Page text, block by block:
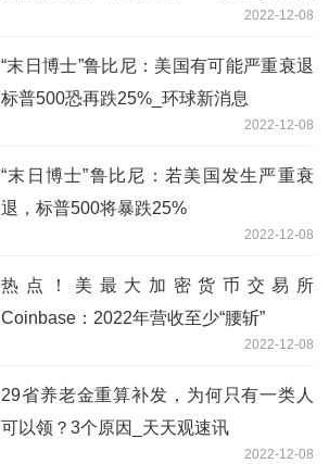
2022-12-08
“末日博士”鲁比尼：美国有可能严重衰退
标普500恐再跌25%_环球新消息
2022-12-08
“末日博士”鲁比尼：若美国发生严重衰
退，标普500将暴跌25%
2022-12-08
热点！美最大加密货币交易所
Coinbase：2022年营收至少“腰斩”
2022-12-08
29省养老金重算补发，为何只有一类人
可以领？3个原因_天天观速讯
2022-12-08